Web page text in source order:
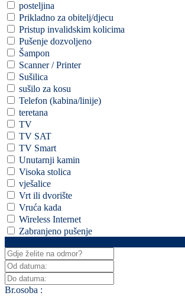
posteljina
Prikladno za obitelj/djecu
Pristup invalidskim kolicima
Pušenje dozvoljeno
Šampon
Scanner / Printer
Sušilica
sušilo za kosu
Telefon (kabina/linije)
teretana
TV
TV SAT
TV Smart
Unutarnji kamin
Visoka stolica
vješalice
Vrt ili dvorište
Vruća kada
Wireless Internet
Zabranjeno pušenje
Br.osoba :